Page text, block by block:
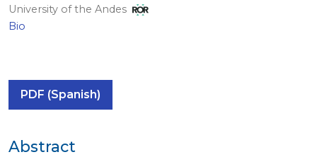
University of the Andes
Bio
PDF (Spanish)
Abstract